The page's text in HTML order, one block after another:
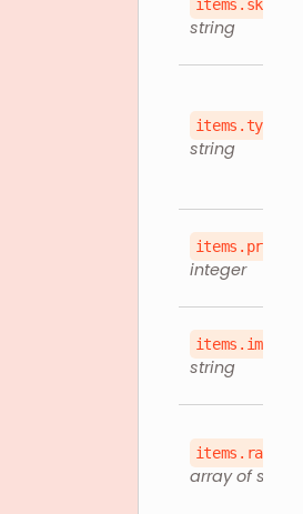
items.sku
string
items.type
string
items.price
integer
string
array of string